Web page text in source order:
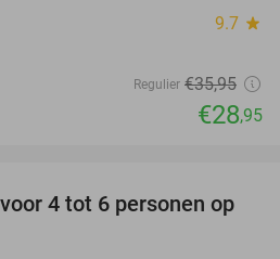
9.7 star
Regulier €35,95
€28,95
4 tot 6 personen op